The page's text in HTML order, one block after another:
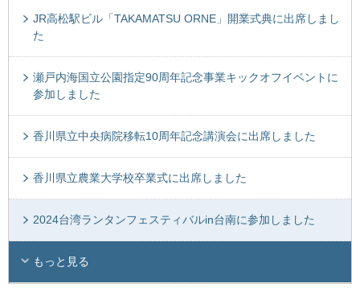
JR高松駅ビル「TAKAMATSU ORNE」開業式典に出席しまし
た
瀬戸内海国立公園指定90周年記念事業キックオフイベントに
参加しました
香川県立中央病院移転10周年記念講演会に出席しました
香川県立農業大学校卒業式に出席しました
2024台湾ランタンフェスティバルin台南に参加しました
もっと見る